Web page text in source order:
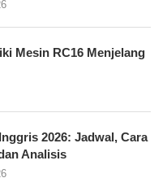
Mesin RC16 Menjelang
2026: Jadwal, Cara
Analisis